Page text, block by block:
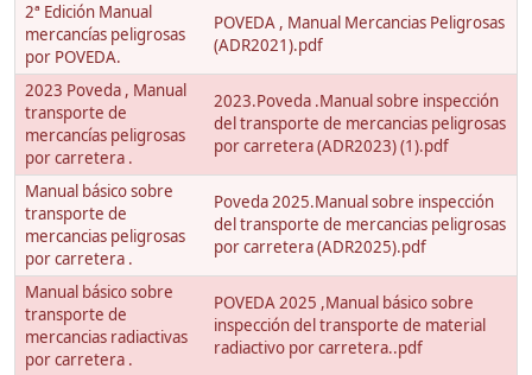
2ª Edición Manual
mercancías peligrosas
por POVEDA.
POVEDA , Manual Mercancias Peligrosas
(ADR2021).pdf
2023 Poveda , Manual
transporte de
mercancías peligrosas
por carretera .
2023.Poveda .Manual sobre inspección
del transporte de mercancias peligrosas
por carretera (ADR2023) (1).pdf
Manual básico sobre
transporte de
mercancias peligrosas
por carretera .
Poveda 2025.Manual sobre inspección
del transporte de mercancias peligrosas
por carretera (ADR2025).pdf
Manual básico sobre
transporte de
mercancias radiactivas
por carretera .
POVEDA 2025 ,Manual básico sobre
inspección del transporte de material
radiactivo por carretera..pdf